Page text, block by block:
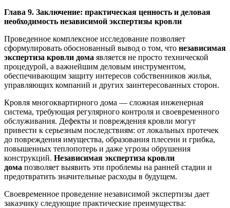
Глава 9. Заключение: практическая ценность и деловая
необходимость независимой экспертизы кровли
Проведенное комплексное исследование позволяет
сформулировать обоснованный вывод о том, что независимая
экспертиза кровли дома является не просто технической
процедурой, а важнейшим деловым инструментом,
обеспечивающим защиту интересов собственников жилья,
управляющих компаний и других заинтересованных сторон.
Кровля многоквартирного дома — сложная инженерная
система, требующая регулярного контроля и своевременного
обслуживания. Дефекты и повреждения кровли могут
привести к серьезным последствиям: от локальных протечек
до повреждения имущества, образования плесени и грибка,
повышенных теплопотерь и даже угрозы обрушения
конструкций. Независимая экспертиза кровли
дома позволяет выявить эти проблемы на ранней стадии и
предотвратить значительные расходы в будущем.
Своевременное проведение независимой экспертизы дает
заказчику следующие практические преимущества: